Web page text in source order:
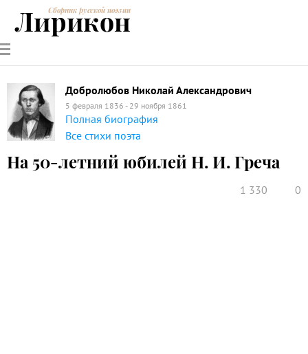
РУССКИЕ
ПОЭТЫ
СОВРЕМЕННИКИЭНЦИКЛОПЕДИЯ
ПОЭЗИИ
Сборник русской поэзии
Лирикон
Добролюбов Николай Александрович
5 февраля 1836 - 29 ноября 1861
Полная биография
Все стихи поэта
На 50-летний юбилей Н. И. Греча
1 330 0